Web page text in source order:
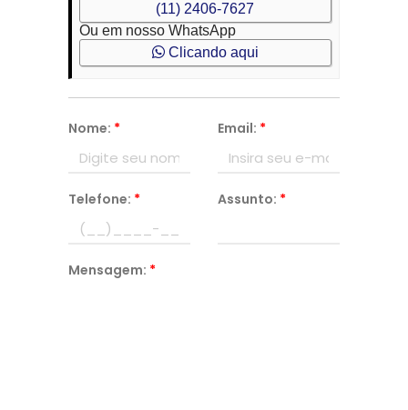
(11) 2406-7627
Ou em nosso WhatsApp
Clicando aqui
Nome: * Email: *
Telefone: * Assunto: *
Mensagem: *